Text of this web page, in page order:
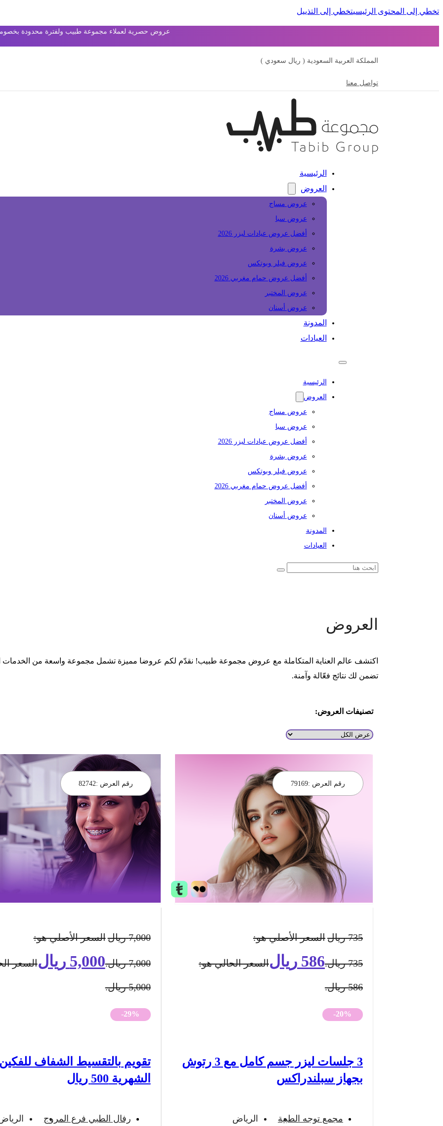
تخطي إلى المحتوى الرئيسيتخطي إلى التذييل
عروض حصرية لعملاء مجموعة طبيب ولفترة محدودة بخصومات
المملكة العربية السعودية ( ريال سعودي )
تواصل معنا
الرئيسية
العروض
عروض مساج
عروض سبا
أفضل عروض عيادات ليزر 2026
عروض بشرة
عروض فيلر وبوتكس
أفضل عروض حمام مغربي 2026
عروض المختبر
عروض أسنان
المدونة
العيادات
الرئيسية
العروض
عروض مساج
عروض سبا
أفضل عروض عيادات ليزر 2026
عروض بشرة
عروض فيلر وبوتكس
أفضل عروض حمام مغربي 2026
عروض المختبر
عروض أسنان
المدونة
العيادات
العروض
اكتشف عالم العناية المتكاملة مع عروض مجموعة طبيب! نقدّم لكم عروضا مميزة تشمل مجموعة واسعة من الخدمات
تضمن لك نتائج فعّالة وآمنة.
تصنيفات العروض:
رقم العرض :79169
735 ريالالسعر الأصلي هو:
735 ريال. 586 ريالالسعر الحالي هو:
586 ريال.
-20%
3 جلسات ليزر جسم كامل مع 3 رتوش
بجهاز سبلندراكس
مجمع توجه الطبية الرياض
رقم العرض :82742
7,000 ريالالسعر الأصلي هو:
7,000 ريال. 5,000 ريالالسعر
5,000 ريال.
-29%
تقويم بالتقسيط الشفاف
الشهرية 500 ريال
رفال الطبي فرع المروج